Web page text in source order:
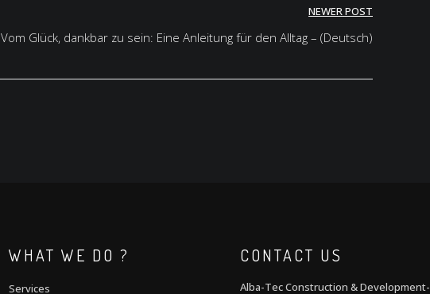
NEWER POST
Vom Glück, dankbar zu sein: Eine Anleitung für den Alltag – (Deutsch)
WHAT WE DO ?
Services
CONTACT US
Alba-Tec Construction & Development-